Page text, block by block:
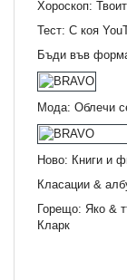
Хороскоп:
Тест: С коя
Бъди във
Мода: Облечи
Ново: Книги и
Класации &
Горещо: Яко &
Кларк